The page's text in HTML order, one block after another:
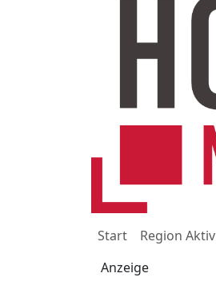
Start Region Aktiv
Anzeige